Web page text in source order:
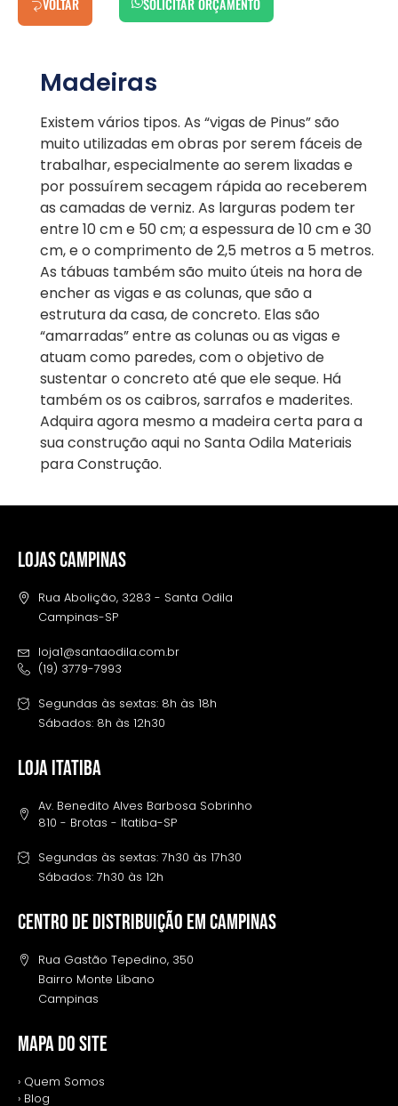
VOLTAR SOLICITAR ORÇAMENTO
Madeiras
Existem vários tipos. As “vigas de Pinus” são
muito utilizadas em obras por serem fáceis de
trabalhar, especialmente ao serem lixadas e
por possuírem secagem rápida ao receberem
as camadas de verniz. As larguras podem ter
entre 10 cm e 50 cm; a espessura de 10 cm e 30
cm, e o comprimento de 2,5 metros a 5 metros.
As tábuas também são muito úteis na hora de
encher as vigas e as colunas, que são a
estrutura da casa, de concreto. Elas são
“amarradas” entre as colunas ou as vigas e
atuam como paredes, com o objetivo de
sustentar o concreto até que ele seque. Há
também os os caibros, sarrafos e maderites.
Adquira agora mesmo a madeira certa para a
sua construção aqui no Santa Odila Materiais
para Construção.
LOJAS CAMPINAS
Rua Abolição, 3283 - Santa Odila
Campinas-SP
loja1@santaodila.com.br
(19) 3779-7993
Segundas às sextas: 8h às 18h
Sábados: 8h às 12h30
LOJA ITATIBA
Av. Benedito Alves Barbosa Sobrinho
810 - Brotas - Itatiba-SP
Segundas às sextas: 7h30 às 17h30
Sábados: 7h30 às 12h
Centro de distribuição em campinas
Rua Gastão Tepedino, 350
Bairro Monte Líbano
Campinas
MAPA DO SITE
› Quem Somos
› Blog